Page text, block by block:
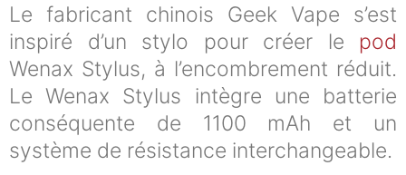
Le fabricant chinois Geek Vape s’est
inspiré d’un stylo pour créer le pod
Wenax Stylus, à l’encombrement réduit.
Le Wenax Stylus intègre une batterie
conséquente de 1100 mAh et un
système de résistance interchangeable.